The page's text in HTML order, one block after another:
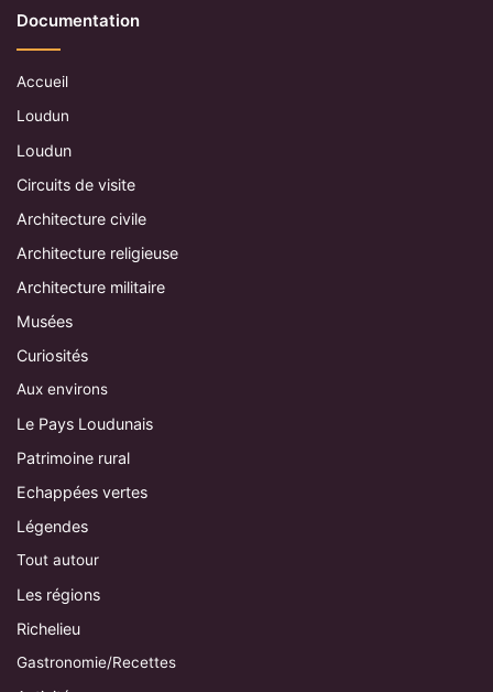
Documentation
Accueil
Loudun
Loudun
Circuits de visite
Architecture civile
Architecture religieuse
Architecture militaire
Musées
Curiosités
Aux environs
Le Pays Loudunais
Patrimoine rural
Echappées vertes
Légendes
Tout autour
Les régions
Richelieu
Gastronomie/Recettes